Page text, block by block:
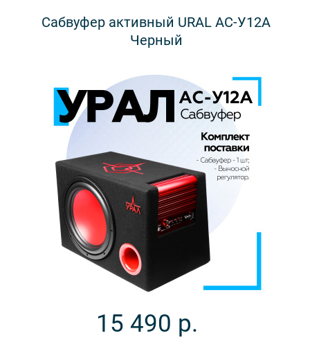
Сабвуфер активный URAL АС-У12А
Черный
15 490 р.